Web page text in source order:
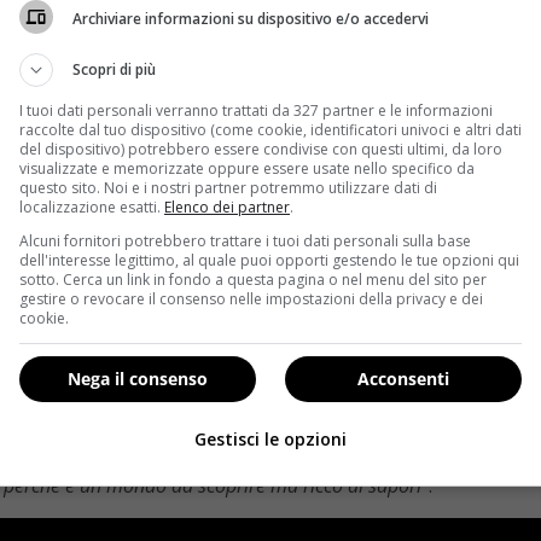
adeguata, eppure fa capolino un numero
Williams, ma soprattutto dell’ex campione della
che non siano di origine vegetale (un confronto tra la
questo aspetto della sua vita, Bergamaschi ha rilasciato
riscontrato.
scelta sicuramente etica, per rispetto degli animali e
del vegan esimo per i ritmi e gli sforzi che deve
. Dormire meglio, livelli di attenzione più alti e
non esita a consigliare la stessa scelta a tutti
esposto a qualche derisione da parte di alcuni
(Lega Anti Vivisezione) volta ad abbattere qualche
è ammirevole, visto che mostra alcun segno di
nemmeno l’idea di tornare indietro”
Quanto al
perché è un mondo da scoprire ma ricco di sapori”.
Archiviare informazioni su dispositivo e/o accedervi
Scopri di più
I tuoi dati personali verranno trattati da 327 partner e le informazioni
raccolte dal tuo dispositivo (come cookie, identificatori univoci e altri dati
del dispositivo) potrebbero essere condivise con questi ultimi, da loro
visualizzate e memorizzate oppure essere usate nello specifico da
questo sito. Noi e i nostri partner potremmo utilizzare dati di
localizzazione esatti. Elenco dei partner.
Alcuni fornitori potrebbero trattare i tuoi dati personali sulla base
dell'interesse legittimo, al quale puoi opporti gestendo le tue opzioni qui
sotto. Cerca un link in fondo a questa pagina o nel menu del sito per
gestire o revocare il consenso nelle impostazioni della privacy e dei
cookie.
Acconsenti
Nega il consenso
Gestisci le opzioni